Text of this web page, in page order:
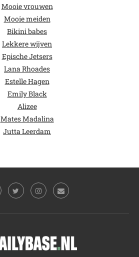
Mooie vrouwen
Mooie meiden
Bikini babes
Lekkere wijven
Epische Jetsers
Lana Rhoades
Estelle Hagen
Emily Black
Alizee
Mates Madalina
Jutta Leerdam